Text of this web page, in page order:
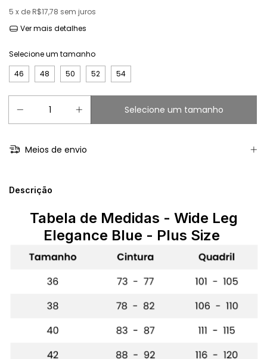
5 x de R$17,78 sem juros
Ver mais detalhes
Selecione um tamanho
46
48 50 52 54
Meios de envio
Descrição
Tabela de Medidas - Wide Leg
Elegance Blue - Plus Size